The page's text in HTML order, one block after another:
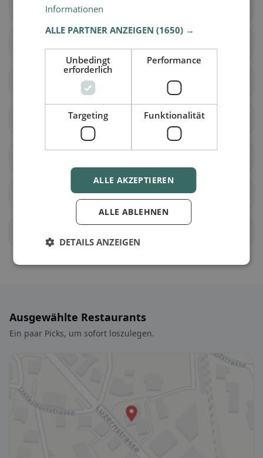
Gränichen
Unterentfelden Bellikon
Fislisbach
Ausgewählte Restaurants
Ein paar Picks, um sofort loszulegen.
Informationen
ALLE PARTNER ANZEIGEN(1650) →
Unbedingt
erforderlich
Performance
Targeting Funktionalität
ALLE AKZEPTIEREN
ALLE ABLEHNEN
DETAILS ANZEIGEN